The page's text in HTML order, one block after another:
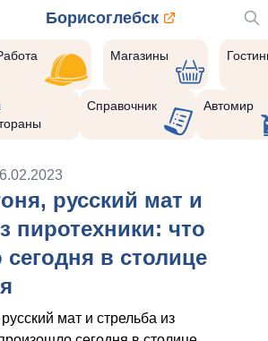
Борисоглебск
Магазины
Справочник Автомир
русский мат и
пиротехники: что
в столице